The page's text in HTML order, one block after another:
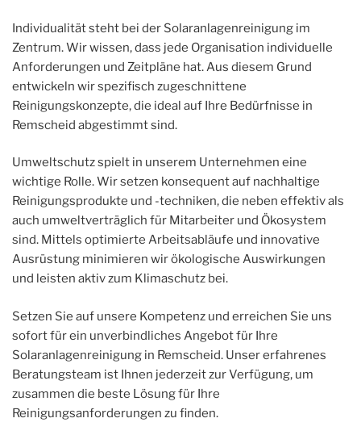
Individualität steht bei der Solaranlagenreinigung im
Zentrum. Wir wissen, dass jede Organisation individuelle
Anforderungen und Zeitpläne hat. Aus diesem Grund
entwickeln wir spezifisch zugeschnittene
Reinigungskonzepte, die ideal auf Ihre Bedürfnisse in
Remscheid abgestimmt sind.
Umweltschutz spielt in unserem Unternehmen eine
wichtige Rolle. Wir setzen konsequent auf nachhaltige
Reinigungsprodukte und -techniken, die neben effektiv als
auch umweltverträglich für Mitarbeiter und Ökosystem
sind. Mittels optimierte Arbeitsabläufe und innovative
Ausrüstung minimieren wir ökologische Auswirkungen
und leisten aktiv zum Klimaschutz bei.
Setzen Sie auf unsere Kompetenz und erreichen Sie uns
sofort für ein unverbindliches Angebot für Ihre
Solaranlagenreinigung in Remscheid. Unser erfahrenes
Beratungsteam ist Ihnen jederzeit zur Verfügung, um
zusammen die beste Lösung für Ihre
Reinigungsanforderungen zu finden.